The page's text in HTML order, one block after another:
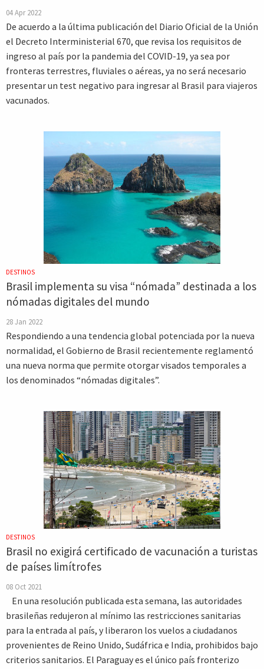
04 Apr 2022
De acuerdo a la última publicación del Diario Oficial de la Unión
el Decreto Interministerial 670, que revisa los requisitos de
ingreso al país por la pandemia del COVID-19, ya sea por
fronteras terrestres, fluviales o aéreas, ya no será necesario
presentar un test negativo para ingresar al Brasil para viajeros
vacunados.
DESTINOS
Brasil implementa su visa “nómada” destinada a los
nómadas digitales del mundo
28 Jan 2022
Respondiendo a una tendencia global potenciada por la nueva
normalidad, el Gobierno de Brasil recientemente reglamentó
una nueva norma que permite otorgar visados temporales a
los denominados “nómadas digitales”.
DESTINOS
Brasil no exigirá certificado de vacunación a turistas
de países limítrofes
08 Oct 2021
En una resolución publicada esta semana, las autoridades
brasileñas redujeron al mínimo las restricciones sanitarias
para la entrada al país, y liberaron los vuelos a ciudadanos
provenientes de Reino Unido, Sudáfrica e India, prohibidos bajo
criterios sanitarios. El Paraguay es el único país fronterizo